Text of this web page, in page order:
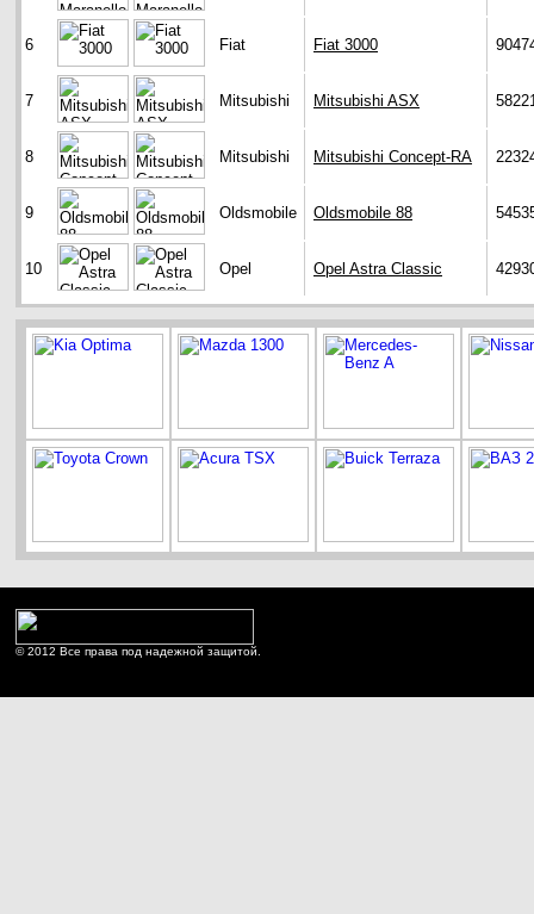
6 Fiat Fiat 3000
7 Mitsubishi Mitsubishi ASX
8 Mitsubishi Mitsubishi Concept-RA
9 Oldsmobile Oldsmobile 88
10 Opel Opel Astra Classic
© 2012 Все права под надежной защитой.